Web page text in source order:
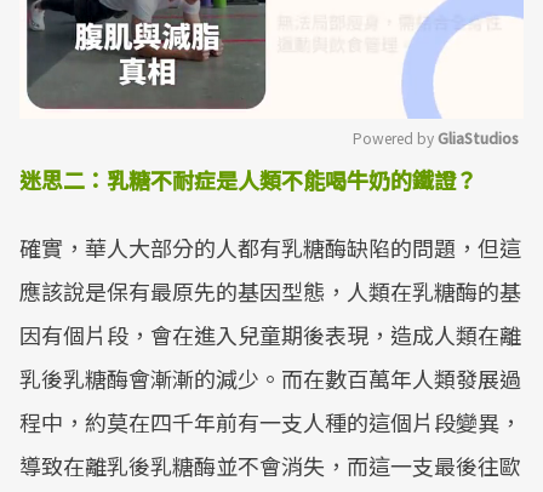
Mute
Powered by GliaStudios
迷思二：乳糖不耐症是人類不能喝牛奶的鐵證？
確實，華人大部分的人都有乳糖酶缺陷的問題，但這
應該說是保有最原先的基因型態，人類在乳糖酶的基
因有個片段，會在進入兒童期後表現，造成人類在離
乳後乳糖酶會漸漸的減少。而在數百萬年人類發展過
程中，約莫在四千年前有一支人種的這個片段變異，
導致在離乳後乳糖酶並不會消失，而這一支最後往歐